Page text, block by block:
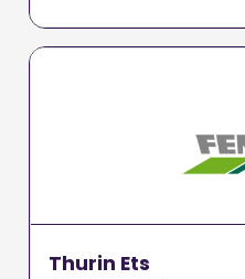
Thurin Ets